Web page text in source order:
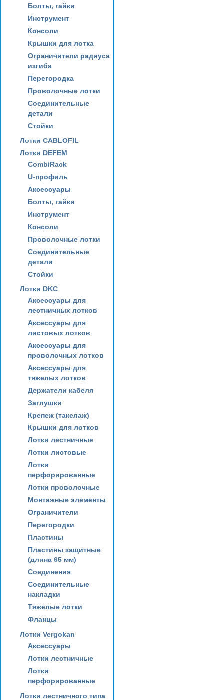
Болты, гайки
Инструмент
Консоли
Крышки для лотка
Ограничители радиуса
изгиба
Перегородка
Проволочные лотки
Соединительные
детали
Стойки
Лотки CABLOFIL
Лотки DEFEM
CombiRack
U-профиль
Аксессуары
Болты, гайки
Инструмент
Консоли
Проволочные лотки
Соединительные
детали
Стойки
Лотки DKC
Аксессуары для
лестничных лотков
Аксессуары для
листовых лотков
Аксессуары для
проволочных лотков
Аксессуары для
тяжелых лотков
Держатели кабеля
Заглушки
Крепеж (такелаж)
Крышки для лотков
Лотки лестничные
Лотки листовые
Лотки
перфорированные
Лотки проволочные
Монтажные элементы
Ограничители
Перегородки
Пластины
Пластины защитные
(длина 65 мм)
Соединения
Соединительные
накладки
Тяжелые лотки
Фланцы
Лотки Vergokan
Аксессуары
Лотки лестничные
Лотки
перфорированные
Лотки лестничного типа